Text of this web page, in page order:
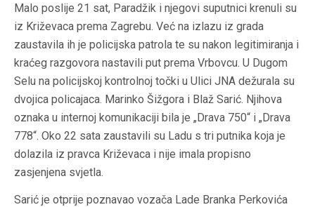
Malo poslije 21 sat, Paradžik i njegovi suputnici krenuli su
iz Križevaca prema Zagrebu. Već na izlazu iz grada
zaustavila ih je policijska patrola te su nakon legitimiranja i
kraćeg razgovora nastavili put prema Vrbovcu. U Dugom
Selu na policijskoj kontrolnoj točki u Ulici JNA dežurala su
dvojica policajaca. Marinko Šižgora i Blaž Sarić. Njihova
oznaka u internoj komunikaciji bila je „Drava 750“ i „Drava
778“. Oko 22 sata zaustavili su Ladu s tri putnika koja je
dolazila iz pravca Križevaca i nije imala propisno
zasjenjena svjetla.
Sarić je otprije poznavao vozača Lade Branka Perkovića